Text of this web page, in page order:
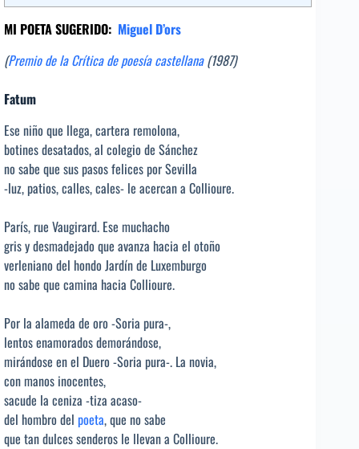
MI POETA SUGERIDO: Miguel D’ors
(Premio de la Crítica de poesía castellana(1987)
Fatum
Ese niño que llega, cartera remolona,
botines desatados, al colegio de Sánchez
no sabe que sus pasos felices por Sevilla
-luz, patios, calles, cales- le acercan a Collioure.
París, rue Vaugirard. Ese muchacho
gris y desmadejado que avanza hacia el otoño
verleniano del hondo Jardín de Luxemburgo
no sabe que camina hacia Collioure.
Por la alameda de oro -Soria pura-,
lentos enamorados demorándose,
mirándose en el Duero -Soria pura-. La novia,
con manos inocentes,
sacude la ceniza -tiza acaso-
del hombro del poeta, que no sabe
que tan dulces senderos le llevan a Collioure.